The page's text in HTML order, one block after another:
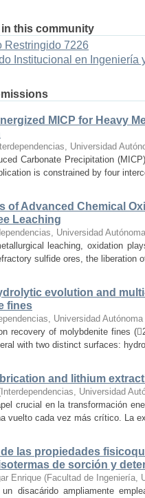
this community
Restringido 7226
Institucional en Ingeniería
MICP for Heavy
Universidad
Carbonate Precipitation
is constrained by four
of Advanced Chemical
Leaching
Universidad
leaching, oxidation
sulfide ores, the liberation
evolution and
fines
Universidad
recovery of molybdenite fines
with two distinct surfaces:
and lithium
Interdependencias, Universidad
crucial en la transformación
vuelto cada vez más crítico. La
las propiedades
de sorción y
Enrique (Facultad de Ingeniería,
disacárido ampliamente